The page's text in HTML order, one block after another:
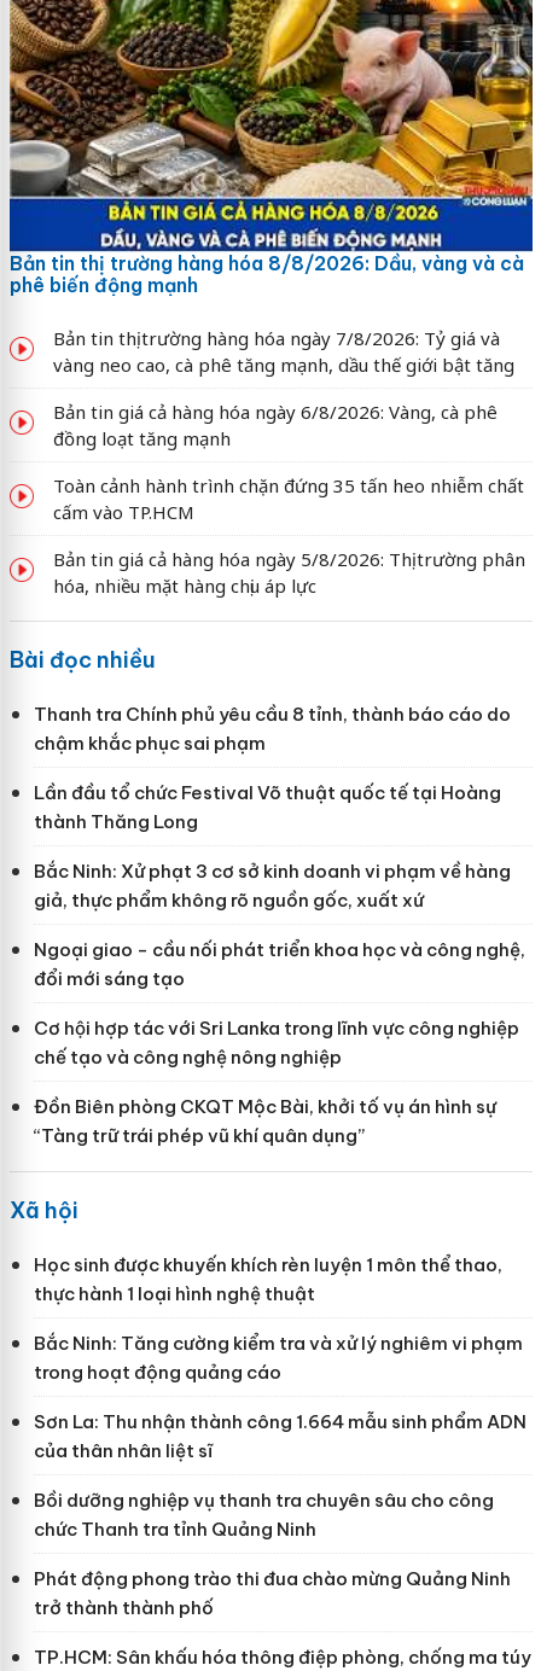
Bản tin thị trường hàng hóa 8/8/2026: Dầu, vàng và cà
phê biến động mạnh
Bản tin thị trường hàng hóa ngày 7/8/2026: Tỷ giá và
vàng neo cao, cà phê tăng mạnh, dầu thế giới bật tăng
Bản tin giá cả hàng hóa ngày 6/8/2026: Vàng, cà phê
đồng loạt tăng mạnh
Toàn cảnh hành trình chặn đứng 35 tấn heo nhiễm chất
cấm vào TP.HCM
Bản tin giá cả hàng hóa ngày 5/8/2026: Thị trường phân
hóa, nhiều mặt hàng chịu áp lực
Bài đọc nhiều
Thanh tra Chính phủ yêu cầu 8 tỉnh, thành báo cáo do
chậm khắc phục sai phạm
Lần đầu tổ chức Festival Võ thuật quốc tế tại Hoàng
thành Thăng Long
Bắc Ninh: Xử phạt 3 cơ sở kinh doanh vi phạm về hàng
giả, thực phẩm không rõ nguồn gốc, xuất xứ
Ngoại giao - cầu nối phát triển khoa học và công nghệ,
đổi mới sáng tạo
Cơ hội hợp tác với Sri Lanka trong lĩnh vực công nghiệp
chế tạo và công nghệ nông nghiệp
Đồn Biên phòng CKQT Mộc Bài, khởi tố vụ án hình sự
“Tàng trữ trái phép vũ khí quân dụng”
Xã hội
Học sinh được khuyến khích rèn luyện 1 môn thể thao,
thực hành 1 loại hình nghệ thuật
Bắc Ninh: Tăng cường kiểm tra và xử lý nghiêm vi phạm
trong hoạt động quảng cáo
Sơn La: Thu nhận thành công 1.664 mẫu sinh phẩm ADN
của thân nhân liệt sĩ
Bồi dưỡng nghiệp vụ thanh tra chuyên sâu cho công
chức Thanh tra tỉnh Quảng Ninh
Phát động phong trào thi đua chào mừng Quảng Ninh
trở thành thành phố
TP.HCM: Sân khấu hóa thông điệp phòng, chống ma túy